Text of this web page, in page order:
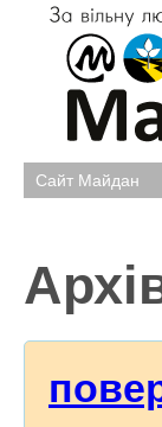
Сайт Майдан